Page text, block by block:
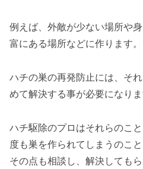
例えば、外敵が少ない場所や
富にある場所などに作ります。
ハチの巣の再発防止には、そ
めて解決する事が必要になりま
ハチ駆除のプロはそれらのこ
度も巣を作られてしまうのこ
その点も相談し、解決してもら